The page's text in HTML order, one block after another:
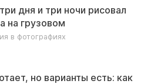
дня и три ночи рисовал
на грузовом
в фотографиях
но варианты есть: как